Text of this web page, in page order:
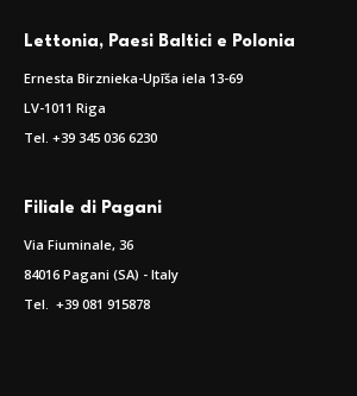
Lettonia, Paesi Baltici e Polonia
Ernesta Birznieka-Upīša iela 13-69
LV-1011 Riga
Tel. +39 345 036 6230
Filiale di Pagani
Via Fiuminale, 36
84016 Pagani (SA) - Italy
Tel. +39 081 915878